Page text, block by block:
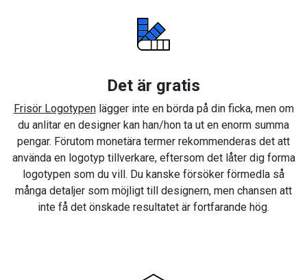
Det är gratis
Frisör Logotypenlägger inte en börda på din ficka, men om
du anlitar en designer kan han/hon ta ut en enorm summa
pengar. Förutom monetära termer rekommenderas det att
använda en logotyp tillverkare, eftersom det låter dig forma
logotypen som du vill. Du kanske försöker förmedla så
många detaljer som möjligt till designern, men chansen att
inte få det önskade resultatet är fortfarande hög.